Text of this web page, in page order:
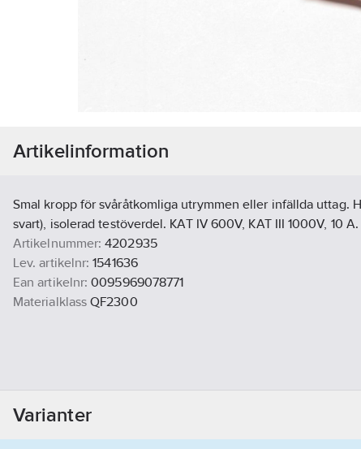
Artikelinformation
Smal kropp för svåråtkomliga utrymmen eller infällda uttag.
svart), isolerad testöverdel. KAT IV 600V, KAT III 1000V, 10
Artikelnummer: 4202935
Lev. artikelnr: 1541636
Ean artikelnr: 0095969078771
Materialklass QF2300
Varianter